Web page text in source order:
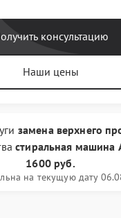
консультацию
Наши цены
замена верхнего
стиральная машина
1600 руб.
на текущую дату